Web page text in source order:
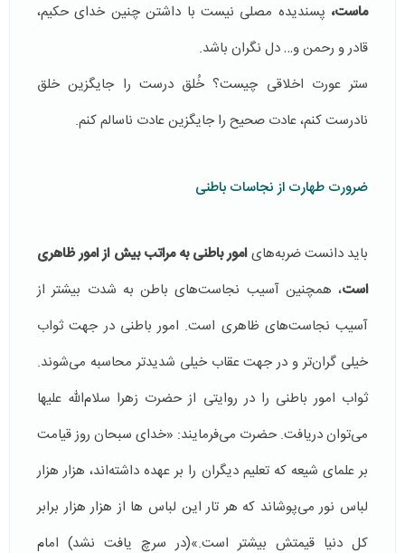
ماست، پسندیده مصلی نیست با داشتن چنین خدای حكیم،
قادر و رحمن و… دل نگران باشد.
ستر عورت اخلاقی چیست؟ خُلق درست را جایگزین خلق
نادرست ‌كنم، عادت صحیح را جایگزین عادت ناسالم كنم.
ضرورت طهارت از نجاسات باطنی
باید دانست ضربه‌هایامور باطنی به مراتب بیش از امور ظاهری
است، همچنین آسیب نجاست‌های باطن به شدت بیشتر از
آسیب نجاست‌های ظاهری است. امور باطنی در جهت ثواب
خیلی گران‌تر و در جهت عقاب خیلی شدیدتر‌ محاسبه می‌شوند.
ثواب امور باطنی را در روایتی از حضرت زهرا سلام‌الله علیها
می‌توان دریافت. حضرت ‌می‌فرمایند: «خدای سبحان روز قیامت
بر علمای شیعه كه تعلیم دیگران را بر عهده داشته‌اند، هزار هزار
لباس نور می‌‌پوشاند كه هر تار این لباس ها از هزار هزار برابر
كل دنیا قیمتش بیشتر است.»(در سرچ یافت نشد) امام